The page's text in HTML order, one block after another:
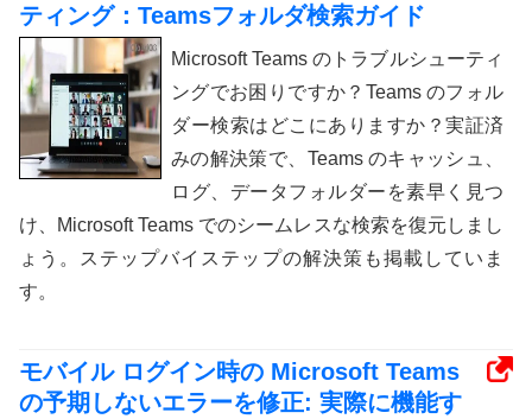
ティング：Teamsフォルダ検索ガイド
Microsoft Teams のトラブルシューティ
ングでお困りですか？Teams のフォル
ダー検索はどこにありますか？実証済
みの解決策で、Teams のキャッシュ、
ログ、データフォルダーを素早く見つ
け、Microsoft Teams でのシームレスな検索を復元しまし
ょう。ステップバイステップの解決策も掲載していま
す。
モバイル ログイン時の Microsoft Teams
の予期しないエラーを修正: 実際に機能す